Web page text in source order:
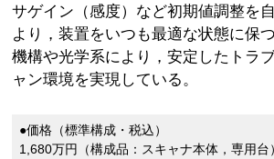
サゲイン（感度）など初期値調整を
より，装置をいつも最適な状態に保
機構や光学系により，安定したトラ
ャン環境を実現している。
●価格（標準構成・税込）
1,680万円（構成品：スキャナ本体，専用台）